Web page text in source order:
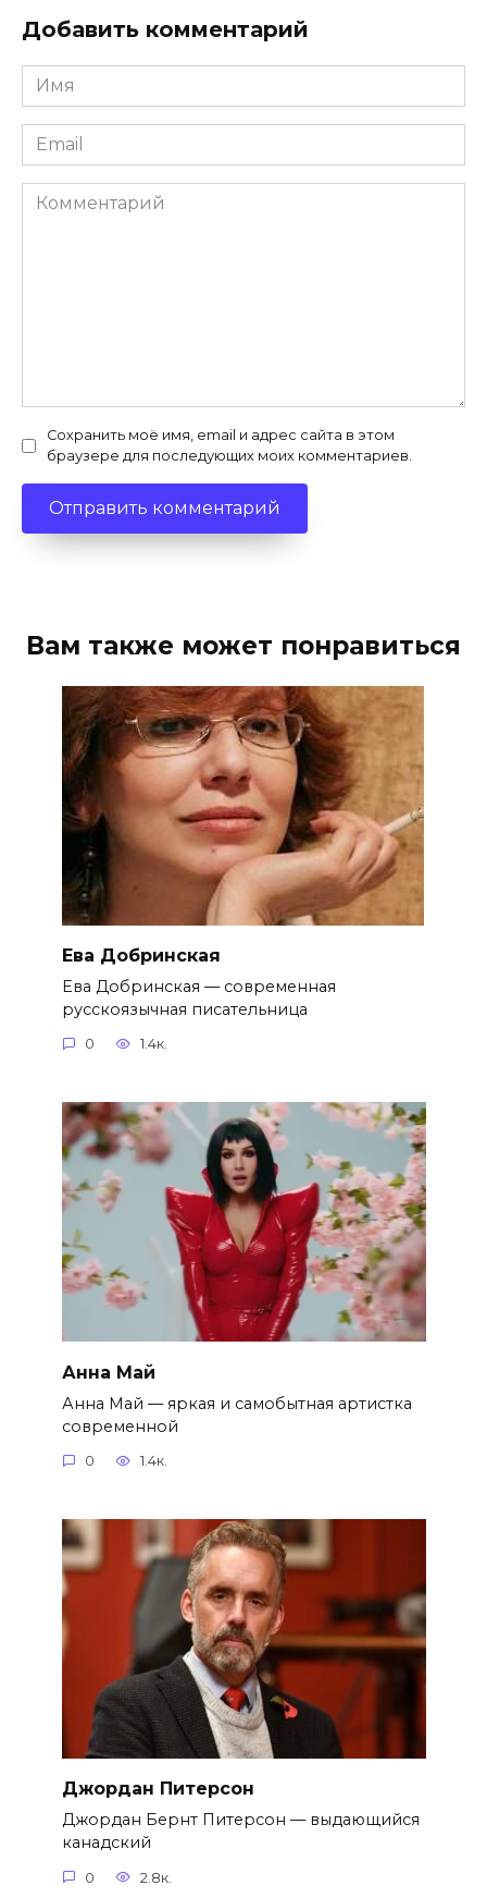
Добавить комментарий
Имя
*
Email
*
Комментарий
Сохранить моё имя, email и адрес сайта в этом
браузере для последующих моих комментариев.
Вам также может понравиться
Ева Добринская
Ева Добринская — современная
русскоязычная писательница
0 1.4к.
Анна Май
Анна Май — яркая и самобытная артистка
современной
0 1.4к.
Джордан Питерсон
Джордан Бернт Питерсон — выдающийся
канадский
0 2.8к.